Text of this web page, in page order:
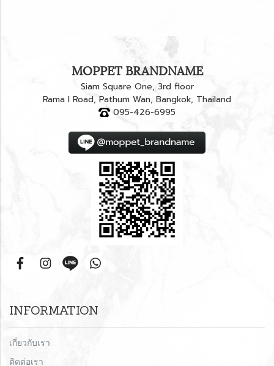
MOPPET BRANDNAME
Siam Square One, 3rd floor
Rama I Road, Pathum Wan, Bangkok, Thailand
095-426-6995
INFORMATION
เกี่ยวกับเรา
ติดต่อเรา